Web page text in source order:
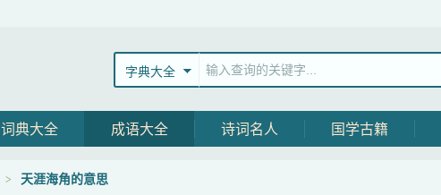
字典大全
词典大全 成语大全 诗词名人 国学古籍
天涯海角的意思